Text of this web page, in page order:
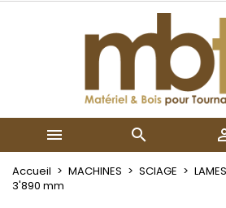
 
Accueil MACHINES SCIAGE
3'890 mm
Mes listes
Créer une nouvelle liste
((modalTitle))
Créer une liste
Connexion
Vous devez être connecté pour
à votre liste d'envies.
Annuler